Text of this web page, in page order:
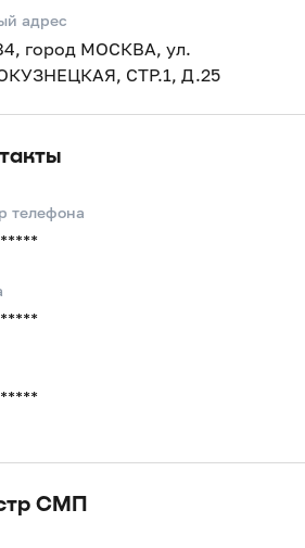
адрес
город МОСКВА, ул.
СТР.1, Д.25
телефона
СМП